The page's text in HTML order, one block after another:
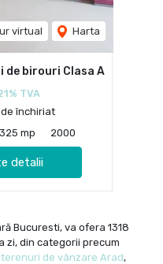
virtual Harta
de birouri Clasa A
TVA
închiriat
325 mp 2000
detalii
Bucuresti, va ofera 1318
zi, din categorii precum
terenuri de vânzare Arad,